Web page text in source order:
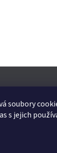
soubory
s jejich